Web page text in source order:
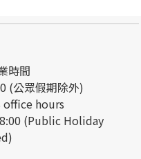
時間
(公眾假期除外)
office hours
(Public Holiday